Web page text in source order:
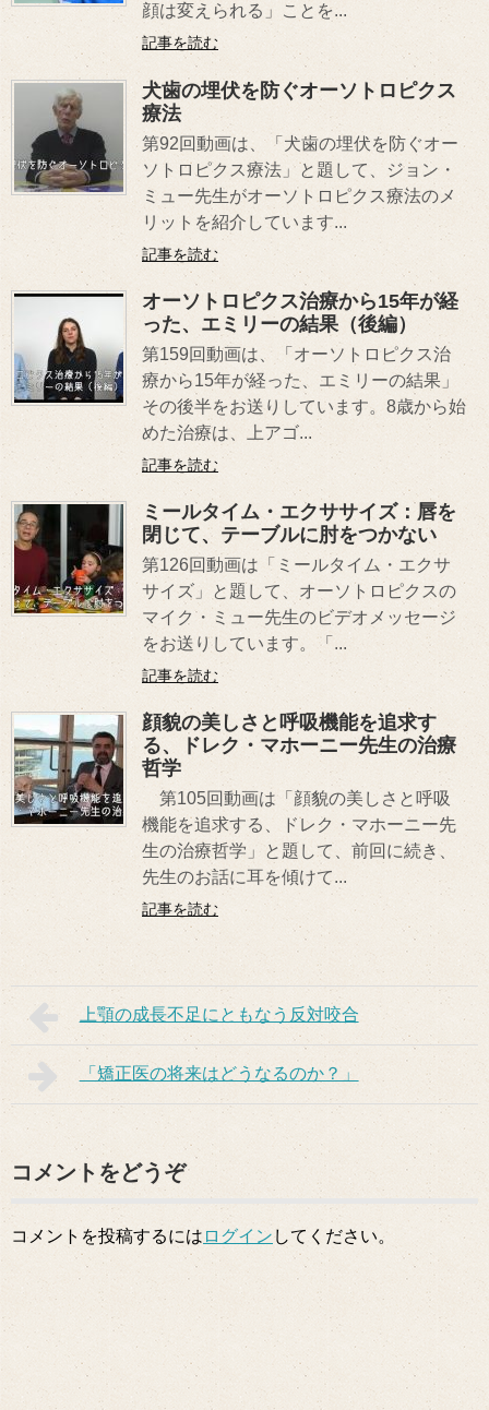
顔は変えられる」ことを...
記事を読む
犬歯の埋伏を防ぐオーソトロピクス
療法
第92回動画は、「犬歯の埋伏を防ぐオー
ソトロピクス療法」と題して、ジョン・
ミュー先生がオーソトロピクス療法のメ
リットを紹介しています...
記事を読む
オーソトロピクス治療から15年が経
った、エミリーの結果（後編）
第159回動画は、「オーソトロピクス治
療から15年が経った、エミリーの結果」
その後半をお送りしています。8歳から始
めた治療は、上アゴ...
記事を読む
ミールタイム・エクササイズ：唇を
閉じて、テーブルに肘をつかない
第126回動画は「ミールタイム・エクサ
サイズ」と題して、オーソトロピクスの
マイク・ミュー先生のビデオメッセージ
をお送りしています。「...
記事を読む
顔貌の美しさと呼吸機能を追求す
る、ドレク・マホーニー先生の治療
哲学
第105回動画は「顔貌の美しさと呼吸
機能を追求する、ドレク・マホーニー先
生の治療哲学」と題して、前回に続き、
先生のお話に耳を傾けて...
記事を読む
上顎の成長不足にともなう反対咬合
「矯正医の将来はどうなるのか？」
コメントをどうぞ
コメントを投稿するには ログインしてください。